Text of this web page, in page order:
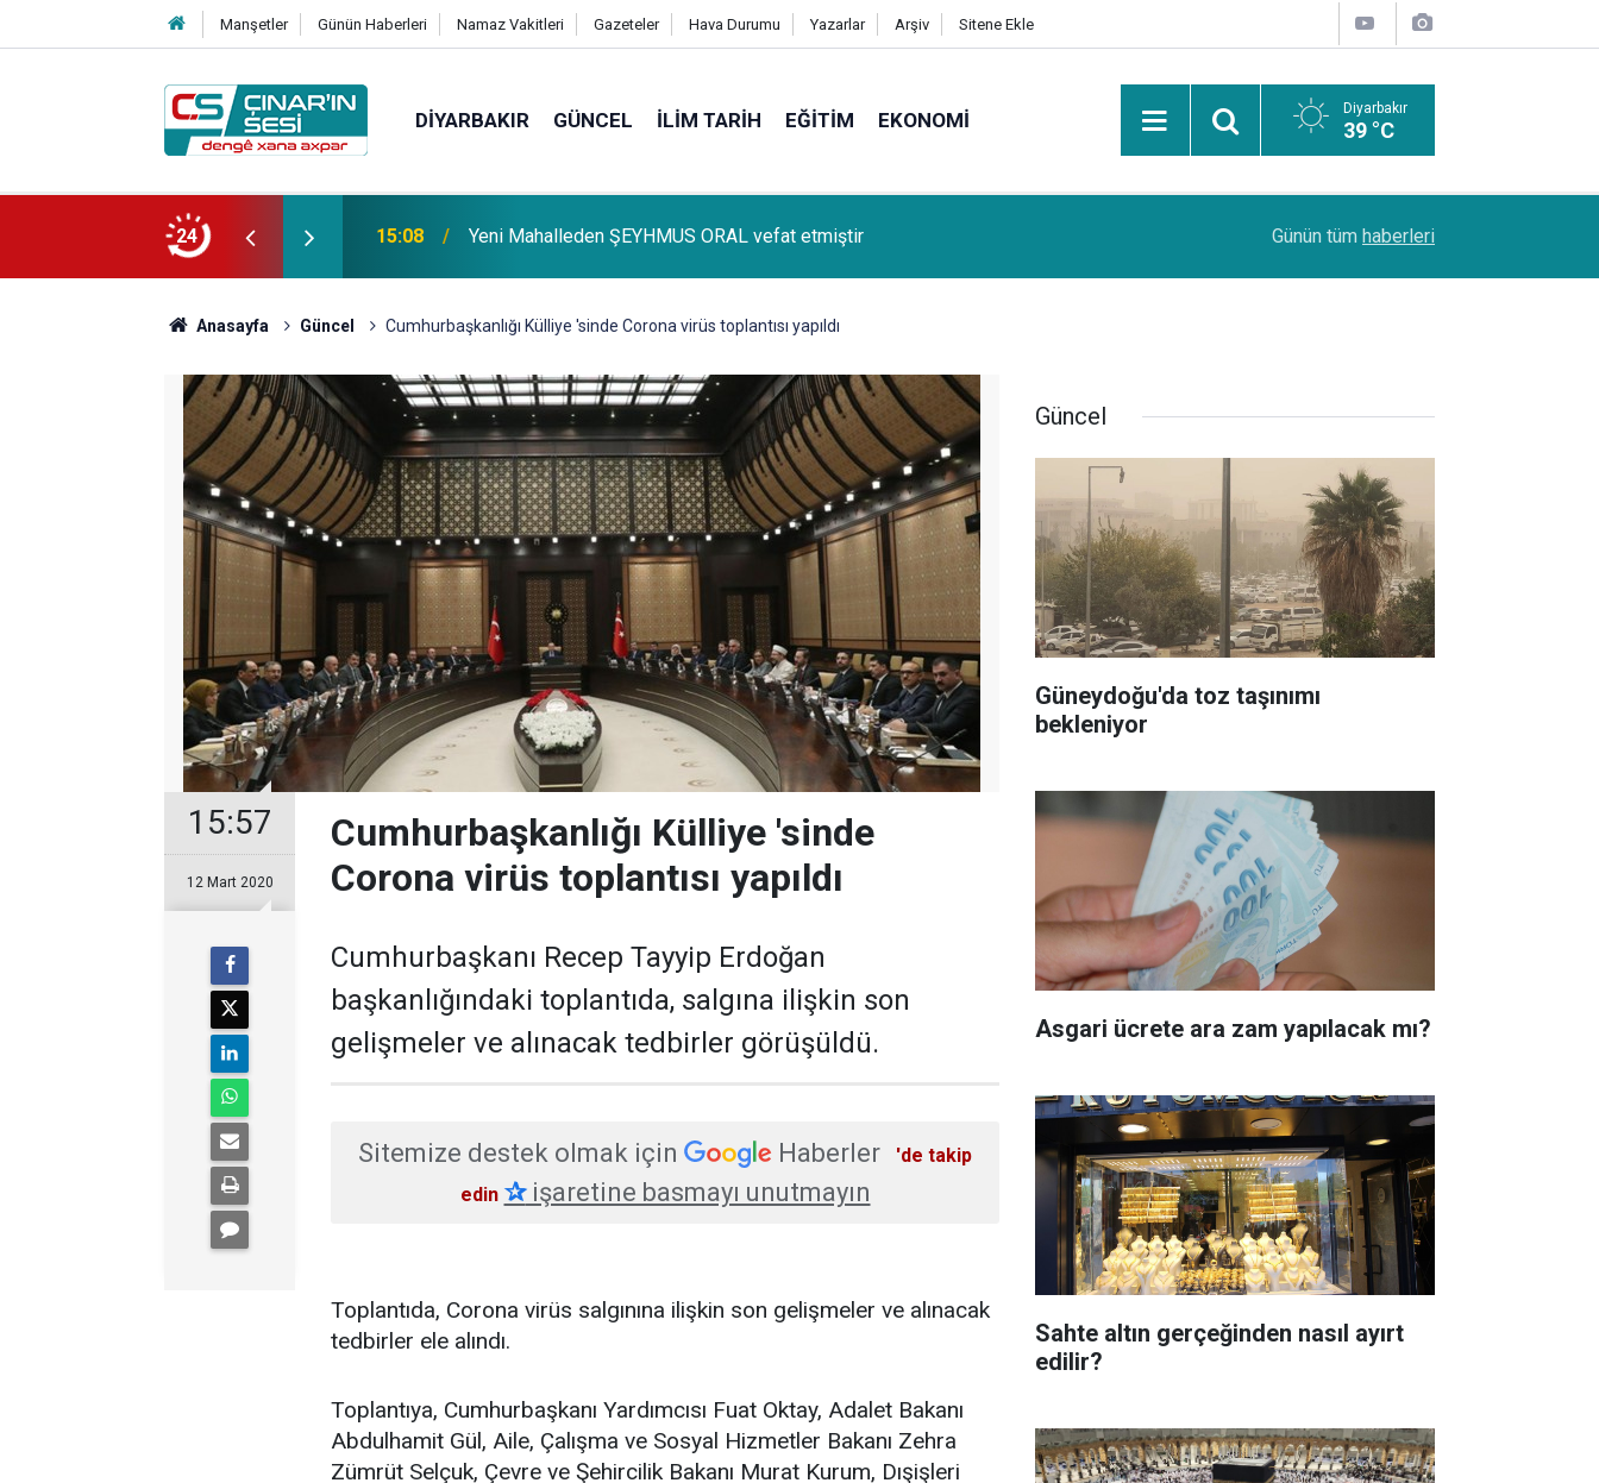
Manşetler Günün Haberleri Namaz Vakitleri Gazeteler Hava Durumu Yazarlar Arşiv Sitene Ekle
DIYARBAKIR GÜNCEL İLIM TARIH EĞITIM EKONOMI Diyarbakır
39 °C
24 14:51 Çınar ilçemize bağlı Kûrik Köyünden MEYRİ GÜL vefat etmiştir
kanserlerine de yol açabilir
Günün tüm haberleri
Anasayfa Güncel Cumhurbaşkanlığı Külliye 'sinde Corona virüs toplantısı yapıldı
15:57
12 Mart 2020
Cumhurbaşkanlığı Külliye 'sinde
Corona virüs toplantısı yapıldı
Cumhurbaşkanı Recep Tayyip Erdoğan
başkanlığındaki toplantıda, salgına ilişkin son
gelişmeler ve alınacak tedbirler görüşüldü.
Sitemize destek olmak için Haberler
'de takip
edin ✰işaretine basmayı unutmayın
Toplantıda, Corona virüs salgınına ilişkin son gelişmeler ve alınacak
tedbirler ele alındı.
Toplantıya, Cumhurbaşkanı Yardımcısı Fuat Oktay, Adalet Bakanı
Abdulhamit Gül, Aile, Çalışma ve Sosyal Hizmetler Bakanı Zehra
Zümrüt Selçuk, Çevre ve Şehircilik Bakanı Murat Kurum, Dışişleri
Güncel
Güneydoğu'da toz taşınımı
bekleniyor
Asgari ücrete ara zam yapılacak mı?
Sahte altın gerçeğinden nasıl ayırt
edilir?